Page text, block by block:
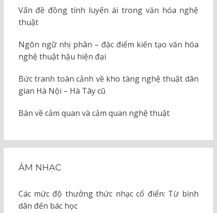
Vấn đề đồng tính luyến ái trong văn hóa nghệ
thuật
Ngôn ngữ nhị phân – đặc điểm kiến tạo văn hóa
nghệ thuật hậu hiện đại
Bức tranh toàn cảnh về kho tàng nghệ thuật dân
gian Hà Nội – Hà Tây cũ
Bàn về cảm quan và cảm quan nghệ thuật
ÂM NHẠC
Các mức độ thưởng thức nhạc cổ điển: Từ bình
dân đến bác học